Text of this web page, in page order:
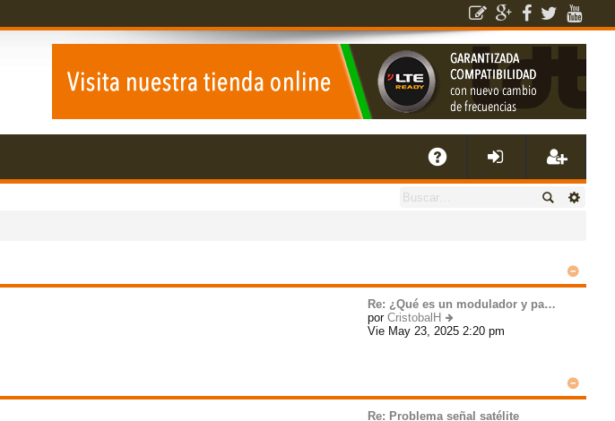
A
fic
ar
eg
ra
Re: ¿Qué es un modulador y pa…
por CristobalH
er
m
e
Vie May 23, 2025 2:20 pm
Re: Problema señal satélite